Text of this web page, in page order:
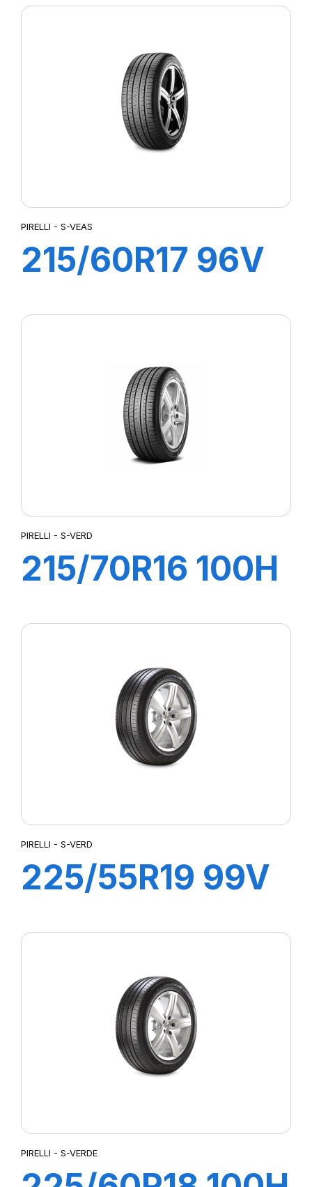
PIRELLI - S-VEAS
215/60R17 96V
PIRELLI - S-VERD
215/70R16 100H
PIRELLI - S-VERD
225/55R19 99V
PIRELLI - S-VERDE